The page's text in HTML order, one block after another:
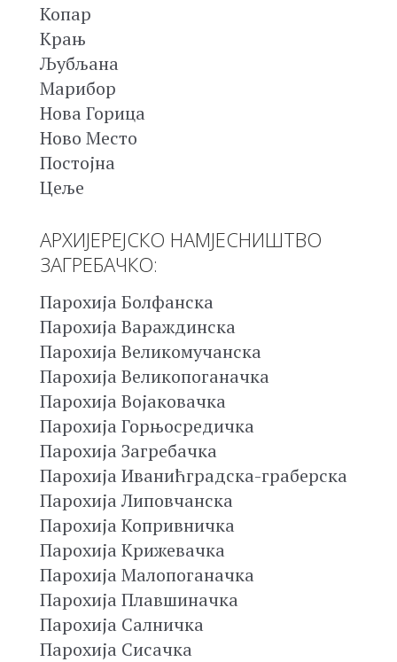
Копар
Крањ
Љубљана
Марибор
Нова Горица
Ново Место
Постојна
Цеље
АРХИЈЕРЕЈСКО НАМЈЕСНИШТВО
ЗАГРЕБАЧКО:
Парохија Болфанска
Парохија Вараждинска
Парохија Великомучанска
Парохија Великопоганачка
Парохија Војаковачка
Парохија Горњосредичка
Парохија Загребачка
Парохија Иванићградска-граберска
Парохија Липовчанска
Парохија Копривничка
Парохија Крижевачка
Парохија Малопоганачка
Парохија Плавшиначка
Парохија Салничка
Парохија Сисачка